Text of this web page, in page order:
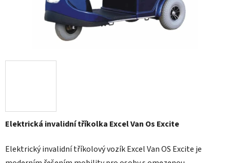
Elektrická invalidní tříkolka Excel Van Os Excite
Elektrický invalidní tříkolový vozík Excel Van OS Excite je